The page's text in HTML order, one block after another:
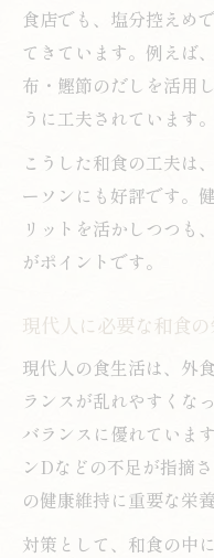
食店でも、塩分控えめ
てきています。例えば
布・鰹節のだしを活用
うに工夫されています。
こうした和食の工夫は
ーソンにも好評です。
リットを活かしつつも
がポイントです。
現代人に必要な和食
現代人の食生活は、外
ランスが乱れやすくな
バランスに優れていま
ンDなどの不足が指摘
の健康維持に重要な栄
対策として、和食の中